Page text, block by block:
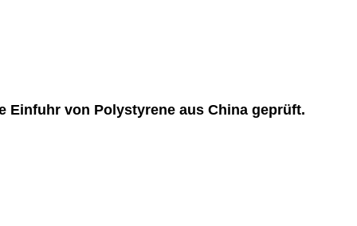
Einfuhr von Polystyrene aus China geprüft.